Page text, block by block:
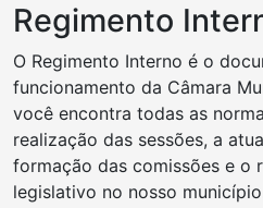
Regimento
O Regimento Interno é o
funcionamento da Câmara
você encontra todas as
realização das sessões, a
formação das comissões e o
legislativo no nosso